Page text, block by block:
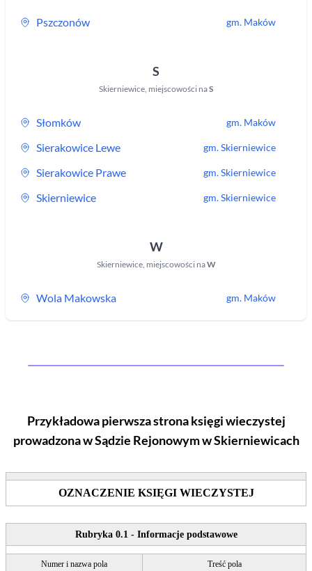
Pszczonów gm. Maków
S
Skierniewice, miejscowości naS
Słomków gm. Maków
Sierakowice Lewe gm.Skierniewice
Sierakowice Prawe gm.Skierniewice
Skierniewice gm.Skierniewice
W
Skierniewice, miejscowości naW
Wola Makowska gm. Maków
Przykładowa pierwsza strona księgi wieczystej
prowadzona w Sądzie Rejonowymw Skierniewicach
OZNACZENIE KSIĘGI WIECZYSTEJ
Rubryka 0.1 - Informacje podstawowe
Numer i nazwa pola Treść pola